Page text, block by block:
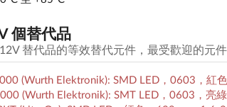
個替代品
替代品的等效替代元件，最受歡迎的元
(Wurth Elektronik): SMD LED，0603，紅
(Wurth Elektronik): SMT LED，0603，亮